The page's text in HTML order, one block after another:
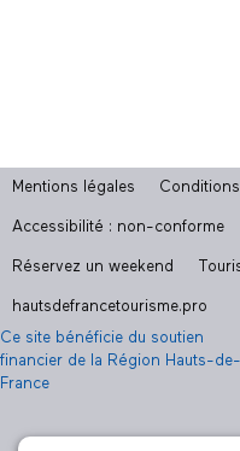
Mentions légales
Accessibilité : non-conforme
Réservez un weekend
hautsdefrancetourisme.pro
Ce site bénéficie du soutien
financier de la Région Hauts-de-
France